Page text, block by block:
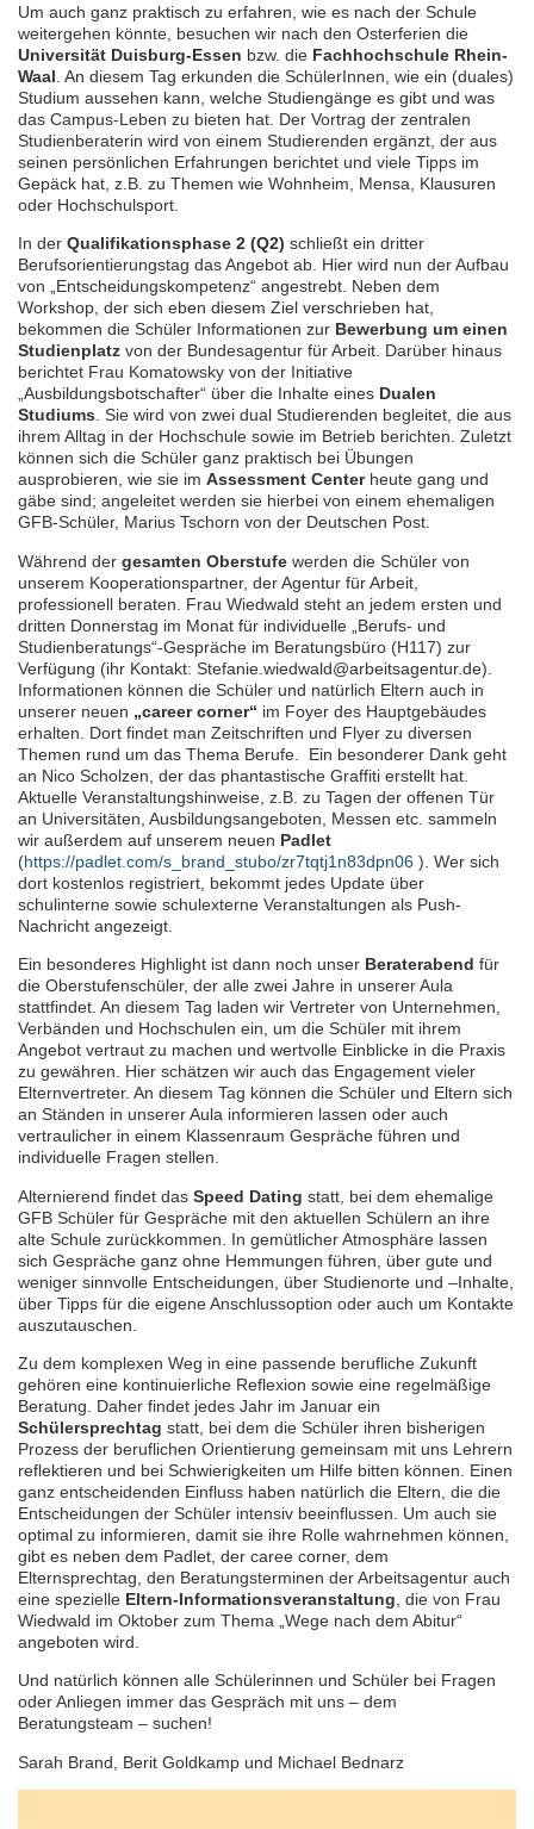
Um auch ganz praktisch zu erfahren, wie es nach der Schule
weitergehen könnte, besuchen wir nach den Osterferien die
Universität Duisburg-Essen bzw. die Fachhochschule Rhein-
Waal . An diesem Tag erkunden die SchülerInnen, wie ein (duales)
Studium aussehen kann, welche Studiengänge es gibt und was
das Campus-Leben zu bieten hat. Der Vortrag der zentralen
Studienberaterin wird von einem Studierenden ergänzt, der aus
seinen persönlichen Erfahrungen berichtet und viele Tipps im
Gepäck hat, z.B. zu Themen wie Wohnheim, Mensa, Klausuren
oder Hochschulsport.
In der Qualifikationsphase 2 (Q2) schließt ein dritter
Berufsorientierungstag das Angebot ab. Hier wird nun der Aufbau
von „Entscheidungskompetenz“ angestrebt. Neben dem
Workshop, der sich eben diesem Ziel verschrieben hat,
bekommen die Schüler Informationen zur Bewerbung um einen
Studienplatz von der Bundesagentur für Arbeit. Darüber hinaus
berichtet Frau Komatowsky von der Initiative
„Ausbildungsbotschafter“ über die Inhalte eines Dualen
Studiums. Sie wird von zwei dual Studierenden begleitet, die aus
ihrem Alltag in der Hochschule sowie im Betrieb berichten. Zuletzt
können sich die Schüler ganz praktisch bei Übungen
ausprobieren, wie sie im Assessment Centerheute gang und
gäbe sind; angeleitet werden sie hierbei von einem ehemaligen
GFB-Schüler, Marius Tschorn von der Deutschen Post.
Während der gesamten Oberstufe werden die Schüler von
unserem Kooperationspartner, der Agentur für Arbeit,
professionell beraten. Frau Wiedwald steht an jedem ersten und
dritten Donnerstag im Monat für individuelle „Berufs- und
Studienberatungs“-Gespräche im Beratungsbüro (H117) zur
Verfügung (ihr Kontakt: Stefanie.wiedwald@arbeitsagentur.de).
Informationen können die Schüler und natürlich Eltern auch in
unserer neuen „career corner“ im Foyer des Hauptgebäudes
erhalten. Dort findet man Zeitschriften und Flyer zu diversen
Themen rund um das Thema Berufe. Ein besonderer Dank geht
an Nico Scholzen, der das phantastische Graffiti erstellt hat.
Aktuelle Veranstaltungshinweise, z.B. zu Tagen der offenen Tür
an Universitäten, Ausbildungsangeboten, Messen etc. sammeln
wir außerdem auf unserem neuen Padlet
(https://padlet.com/s_brand_stubo/zr7tqtj1n83dpn06 ). Wer sich
dort kostenlos registriert, bekommt jedes Update über
schulinterne sowie schulexterne Veranstaltungen als Push-
Nachricht angezeigt.
Ein besonderes Highlight ist dann noch unser Beraterabend für
die Oberstufenschüler, der alle zwei Jahre in unserer Aula
stattfindet. An diesem Tag laden wir Vertreter von Unternehmen,
Verbänden und Hochschulen ein, um die Schüler mit ihrem
Angebot vertraut zu machen und wertvolle Einblicke in die Praxis
zu gewähren. Hier schätzen wir auch das Engagement vieler
Elternvertreter. An diesem Tag können die Schüler und Eltern sich
an Ständen in unserer Aula informieren lassen oder auch
vertraulicher in einem Klassenraum Gespräche führen und
individuelle Fragen stellen.
Alternierend findet das Speed Dating statt, bei dem ehemalige
GFB Schüler für Gespräche mit den aktuellen Schülern an ihre
alte Schule zurückkommen. In gemütlicher Atmosphäre lassen
sich Gespräche ganz ohne Hemmungen führen, über gute und
weniger sinnvolle Entscheidungen, über Studienorte und –Inhalte,
über Tipps für die eigene Anschlussoption oder auch um Kontakte
auszutauschen.
Zu dem komplexen Weg in eine passende berufliche Zukunft
gehören eine kontinuierliche Reflexion sowie eine regelmäßige
Beratung. Daher findet jedes Jahr im Januar ein
Schülersprechtag statt, bei dem die Schüler ihren bisherigen
Prozess der beruflichen Orientierung gemeinsam mit uns Lehrern
reflektieren und bei Schwierigkeiten um Hilfe bitten können. Einen
ganz entscheidenden Einfluss haben natürlich die Eltern, die die
Entscheidungen der Schüler intensiv beeinflussen. Um auch sie
optimal zu informieren, damit sie ihre Rolle wahrnehmen können,
gibt es neben dem Padlet, der caree corner, dem
Elternsprechtag, den Beratungsterminen der Arbeitsagentur auch
eine spezielle Eltern-Informationsveranstaltung , die von Frau
Wiedwald im Oktober zum Thema „Wege nach dem Abitur“
angeboten wird.
Und natürlich können alle Schülerinnen und Schüler bei Fragen
oder Anliegen immer das Gespräch mit uns – dem
Beratungsteam – suchen!
Sarah Brand, Berit Goldkamp und Michael Bednarz